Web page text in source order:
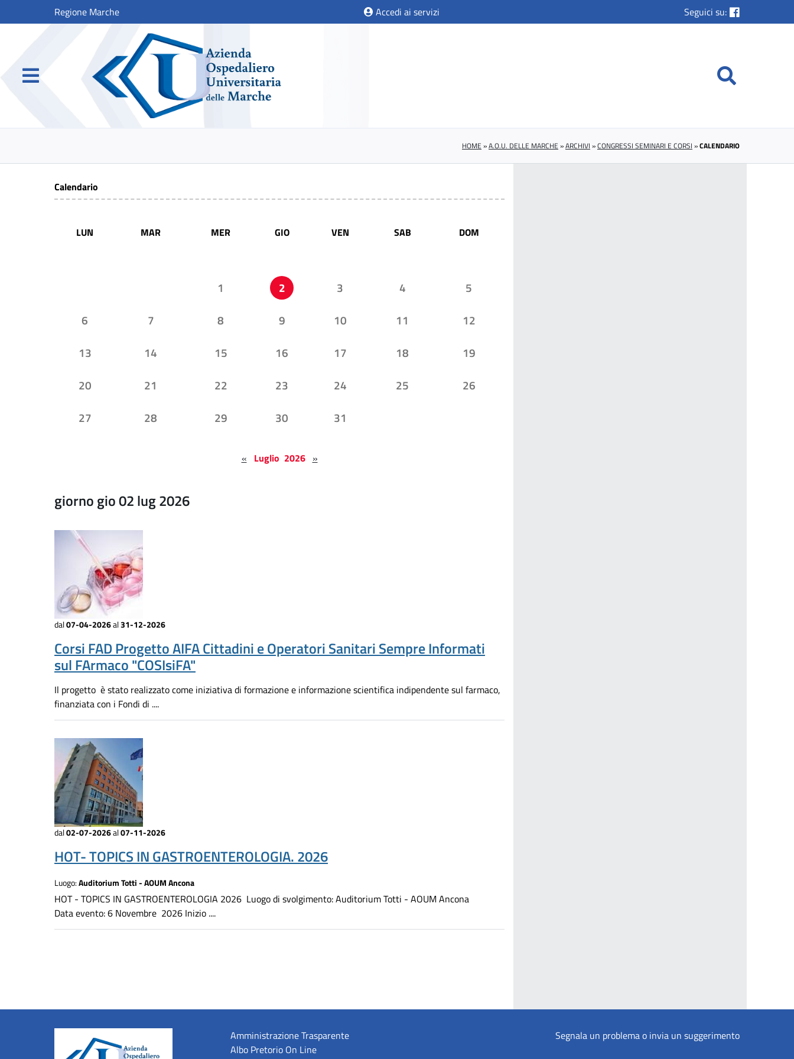
Regione Marche Accedi ai servizi Seguici su:
HOME »A.O.U. DELLE MARCHE »ARCHIVI »CONGRESSI SEMINARI E CORSI »CALENDARIO
Calendario
LUN MAR MER GIO VEN SAB DOM
1 2 3 4
5
6
7 8 9 10 11
12
13
14 15 16 17 18
19
20
21 22 23 24 25
26
27
28 29 30 31
« Luglio 2026 »
giorno gio 02 lug 2026
dal07-04-2026al31-12-2026
Corsi FAD Progetto AIFA Cittadini e Operatori Sanitari Sempre Informati
sul FArmaco "COSIsiFA"
Il progetto è stato realizzato come iniziativa di formazione e informazione scientifica indipendente sul farmaco,
finanziata con i Fondi di ....
dal02-07-2026al07-11-2026
HOT- TOPICS IN GASTROENTEROLOGIA. 2026
Luogo:Auditorium Totti - AOUM Ancona
HOT - TOPICS IN GASTROENTEROLOGIA 2026 Luogo di svolgimento: Auditorium Totti - AOUM Ancona
Data evento: 6 Novembre 2026 Inizio ....
Amministrazione Trasparente
Albo Pretorio On Line
Segnala un problema o invia un suggerimento